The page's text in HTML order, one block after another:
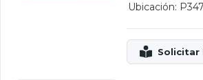
Ubicación: